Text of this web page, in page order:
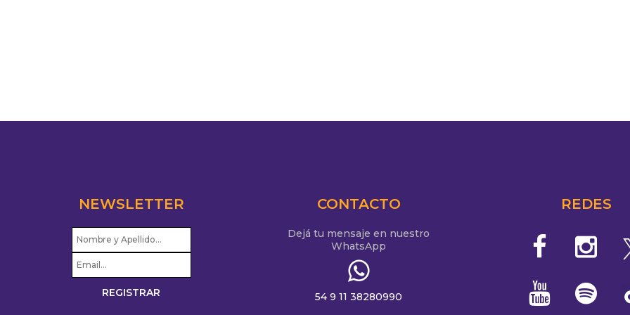
NEWSLETTER CONTACTO
Dejá tu mensaje en nuestro
WhatsApp
54 9 11 38280990
REDES